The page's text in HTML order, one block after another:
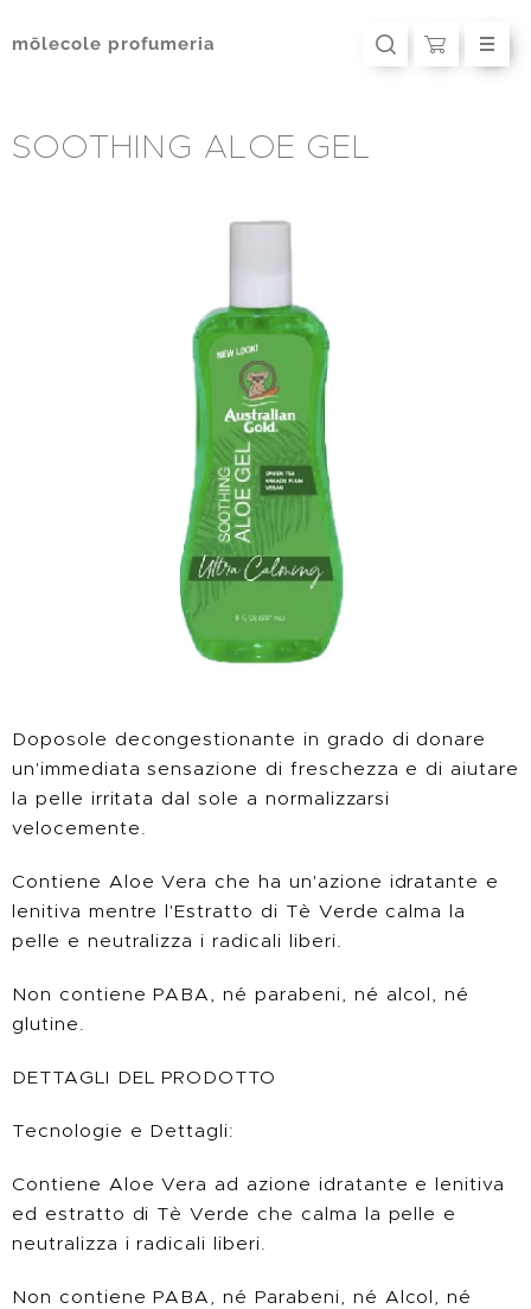
mōlecole profumeria
SOOTHING ALOE GEL
Doposole decongestionante in grado di donare
un'immediata sensazione di freschezza e di aiutare
la pelle irritata dal sole a normalizzarsi
velocemente.
Contiene Aloe Vera che ha un'azione idratante e
lenitiva mentre l'Estratto di Tè Verde calma la
pelle e neutralizza i radicali liberi.
Non contiene PABA, né parabeni, né alcol, né
glutine.
DETTAGLI DEL PRODOTTO
Tecnologie e Dettagli:
Contiene Aloe Vera ad azione idratante e lenitiva
ed estratto di Tè Verde che calma la pelle e
neutralizza i radicali liberi.
Non contiene PABA, né Parabeni, né Alcol, né